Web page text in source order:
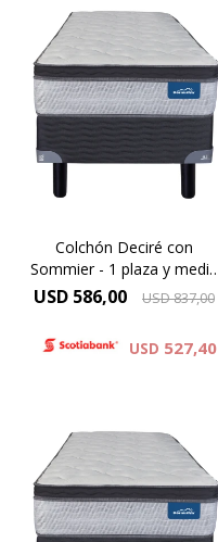
El Dormiflex Decire combina
un sistema de Resortes
Pocket independientes con
espumas de calidad
premium para ofrecer un
descanso confortable,
estable y con un excelente
nivel de adaptación. Su
diseño está pensado para
brindar un soporte preciso .
Colchón Deciré con
Sommier - 1 plaza y media
110x190
USD 586,00 USD837,00
USD 527,40
El Dormiflex Decire combina
un sistema de Resortes
Pocket independientes con
espumas de calidad
premium para ofrecer un
descanso confortable,